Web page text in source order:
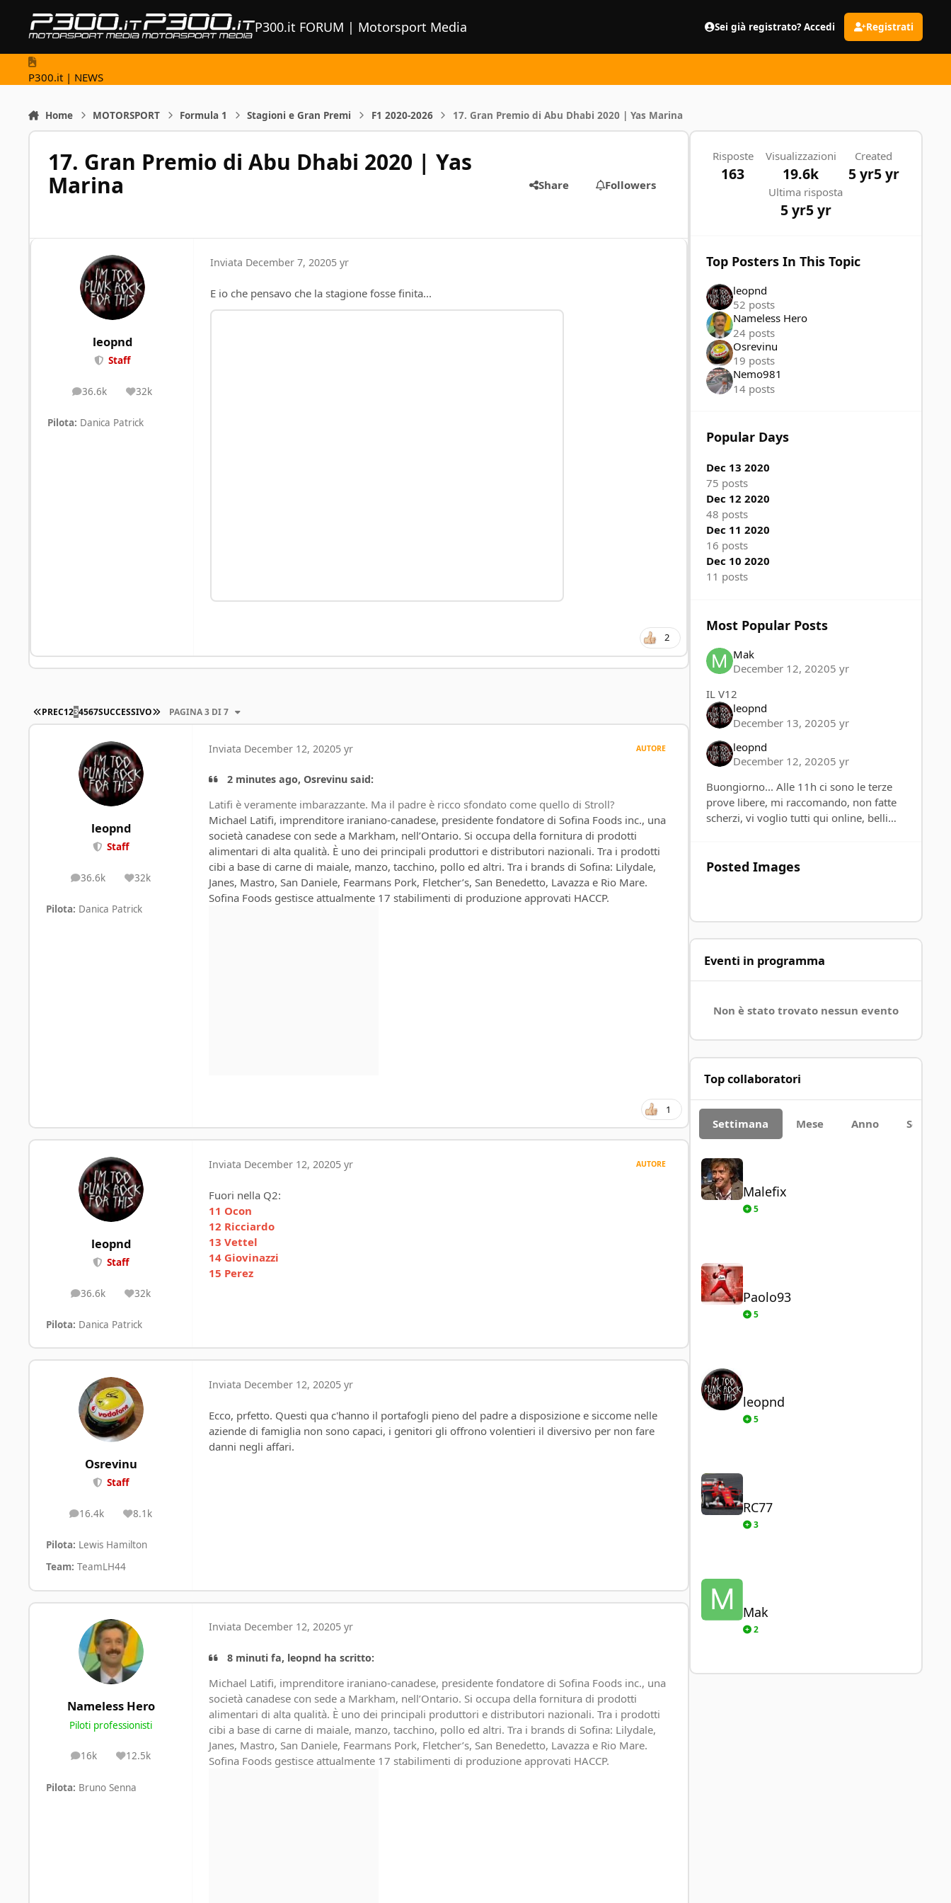
P300.it FORUM | Motorsport Media Sei già registrato? Accedi Registrati
P300.it | NEWS
Home MOTORSPORT Formula 1 Stagioni e Gran Premi F1 2020-2026 17. Gran Premio di Abu Dhabi 2020 | Yas Marina
17. Gran Premio di Abu Dhabi 2020 | Yas
Marina
Share Followers
leopnd
Staff
36.6k
posts 32k
Reputation
Pilota: Danica Patrick
Inviata December 7, 20205 yr
E io che pensavo che la stagione fosse finita...
2
PRIMA PAGINA
PREC1234567SUCCESSIVO ULTIMA PAGINA
PAGINA 3 DI 7
leopnd
Staff
36.6k
posts 32k
Reputation
Pilota: Danica Patrick
Inviata December 12, 20205 yr AUTORE
2 minutes ago, Osrevinu said:
Latifi è veramente imbarazzante. Ma il padre è ricco sfondato come quello di Stroll?
Michael Latifi, imprenditore iraniano-canadese, presidente fondatore di Sofina Foods inc., una
società canadese con sede a Markham, nell’Ontario. Si occupa della fornitura di prodotti
alimentari di alta qualità. È uno dei principali produttori e distributori nazionali. Tra i prodotti
cibi a base di carne di maiale, manzo, tacchino, pollo ed altri. Tra i brands di Sofina: Lilydale,
Janes, Mastro, San Daniele, Fearmans Pork, Fletcher’s, San Benedetto, Lavazza e Rio Mare.
Sofina Foods gestisce attualmente 17 stabilimenti di produzione approvati HACCP.
1
leopnd
Staff
36.6k
posts 32k
Reputation
Pilota: Danica Patrick
Inviata December 12, 20205 yr AUTORE
Fuori nella Q2:
11 Ocon
12 Ricciardo
13 Vettel
14 Giovinazzi
15 Perez
Osrevinu
Staff
16.4k
posts 8.1k
Reputation
Pilota: Lewis Hamilton
Team: TeamLH44
Inviata December 12, 20205 yr
Ecco, prfetto. Questi qua c'hanno il portafogli pieno del padre a disposizione e siccome nelle
aziende di famiglia non sono capaci, i genitori gli offrono volentieri il diversivo per non fare
danni negli affari.
Nameless Hero
Piloti professionisti
16k
posts 12.5k
Reputation
Pilota: Bruno Senna
Inviata December 12, 20205 yr
8 minuti fa, leopnd ha scritto:
Michael Latifi, imprenditore iraniano-canadese, presidente fondatore di Sofina Foods inc., una
società canadese con sede a Markham, nell’Ontario. Si occupa della fornitura di prodotti
alimentari di alta qualità. È uno dei principali produttori e distributori nazionali. Tra i prodotti
cibi a base di carne di maiale, manzo, tacchino, pollo ed altri. Tra i brands di Sofina: Lilydale,
Janes, Mastro, San Daniele, Fearmans Pork, Fletcher’s, San Benedetto, Lavazza e Rio Mare.
Sofina Foods gestisce attualmente 17 stabilimenti di produzione approvati HACCP.
Risposte
163
Visualizzazioni
19.6k
Created
5 yr5 yr
Ultima risposta
5 yr5 yr
Top Posters In This Topic
leopnd
52 posts
Nameless Hero
24 posts
Osrevinu
19 posts
Nemo981
14 posts
Popular Days
Dec 13 2020
75 posts
Dec 12 2020
48 posts
Dec 11 2020
16 posts
Dec 10 2020
11 posts
Most Popular Posts
Mak
December 12, 20205 yr
leopnd
December 13, 20205 yr
leopnd
December 12, 20205 yr
Buongiorno... Alle 11h ci sono le terze
prove libere, mi raccomando, non fatte
scherzi, vi voglio tutti qui online, belli
Posted Images
Eventi in programma
Non è stato trovato nessun evento
Top collaboratori
Settimana Mese Anno Sempre
Malefix
5
Paolo93
Paolo93
5
leopnd
5
RC77
RC77
3
Mak
2